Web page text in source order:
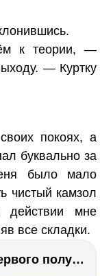
к теории, —
— Куртку
покоях, а
буквально за
было мало
чистый камзол
действии мне
все складки.
ЛУЧШИЕ КНИГИ в 2023 ? Топ первого полугодия ?